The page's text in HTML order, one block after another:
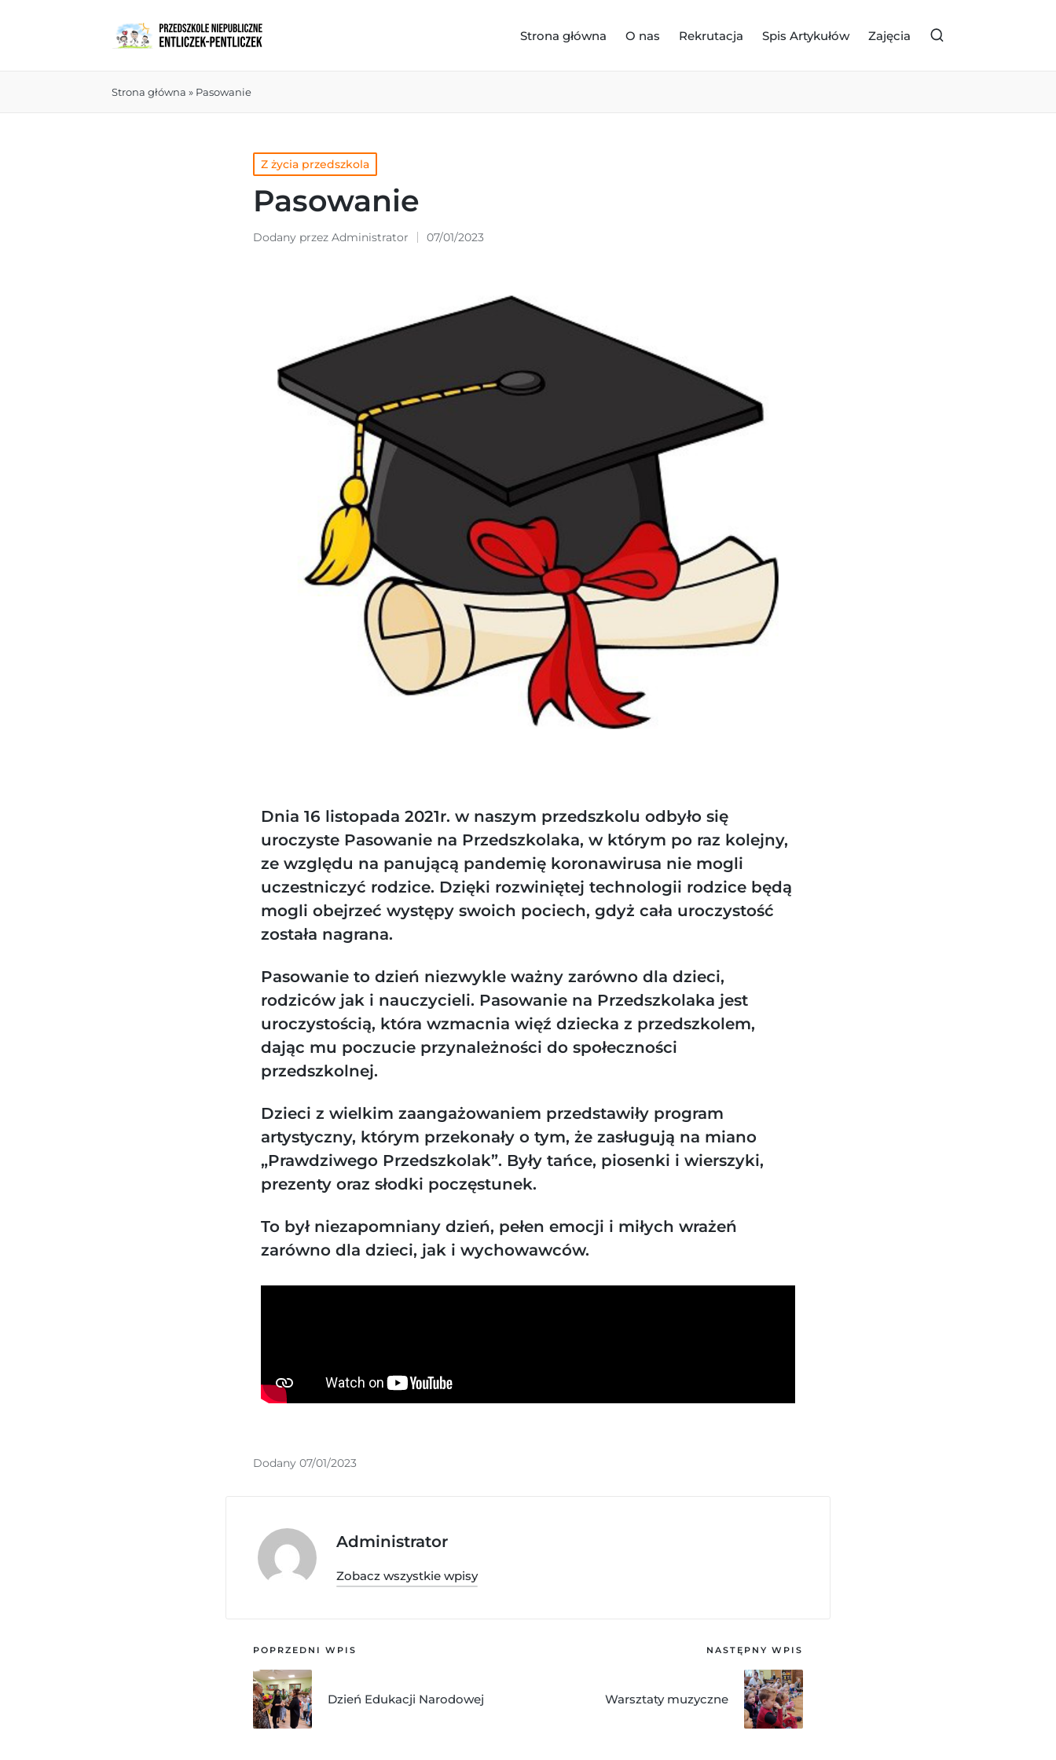
Strona główna O nas Rekrutacja Spis Artykułów Zajęcia
Strona główna » Pasowanie
Z życia przedszkola
Pasowanie
Dodany przez Administrator 07/01/2023
Dnia 16 listopada 2021r. w naszym przedszkolu odbyło się
uroczyste Pasowanie na Przedszkolaka, w którym po raz kolejny,
ze względu na panującą pandemię koronawirusa nie mogli
uczestniczyć rodzice. Dzięki rozwiniętej technologii rodzice będą
mogli obejrzeć występy swoich pociech, gdyż cała uroczystość
została nagrana.
Pasowanie to dzień niezwykle ważny zarówno dla dzieci,
rodziców jak i nauczycieli. Pasowanie na Przedszkolaka jest
uroczystością, która wzmacnia więź dziecka z przedszkolem,
dając mu poczucie przynależności do społeczności
przedszkolnej.
Dzieci z wielkim zaangażowaniem przedstawiły program
artystyczny, którym przekonały o tym, że zasługują na miano
„Prawdziwego Przedszkolak”. Były tańce, piosenki i wierszyki,
prezenty oraz słodki poczęstunek.
To był niezapomniany dzień, pełen emocji i miłych wrażeń
zarówno dla dzieci, jak i wychowawców.
Dodany 07/01/2023
Administrator
Zobacz wszystkie wpisy
POPRZEDNI WPIS
Dzień Edukacji Narodowej
NASTĘPNY WPIS
Warsztaty muzyczne